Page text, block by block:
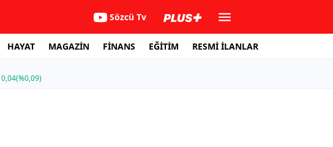
Sözcü Tv
HAYAT MAGAZİN FİNANS EĞİTİM RESMİ İLANLAR
0,04(%0,09)